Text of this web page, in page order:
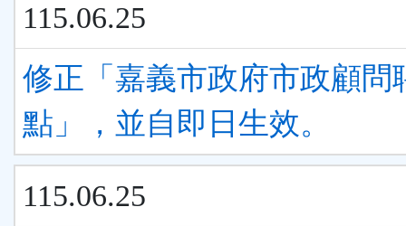
115.06.25
修正「嘉義市政府市政顧問
點」，並自即日生效。
115.06.25